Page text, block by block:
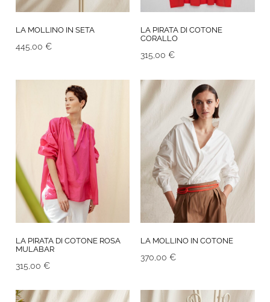
LA MOLLINO IN SETA
445,00 €
LA PIRATA DI COTONE
CORALLO
315,00 €
LA PIRATA DI COTONE ROSA
MULABAR
315,00 €
LA MOLLINO IN COTONE
370,00 €